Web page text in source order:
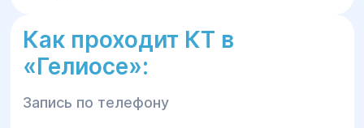
Как проходит КТ в
«Гелиосе»:
Запись по телефону